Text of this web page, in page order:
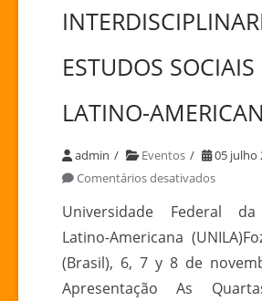
ESTUDOS SOCIAIS
LATINO-
admin Eventos
05 julho
Comentários desativadosem
DE
Universidade Federal
Latino-Americana
(Brasil), 6, 7 y 8 de
Apresentação As